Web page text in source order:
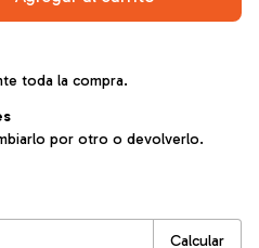
toda la compra.
por otro o devolverlo.
Calcular